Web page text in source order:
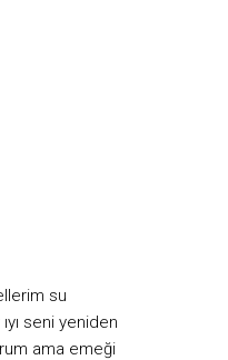
su
seni yeniden
ama emeği